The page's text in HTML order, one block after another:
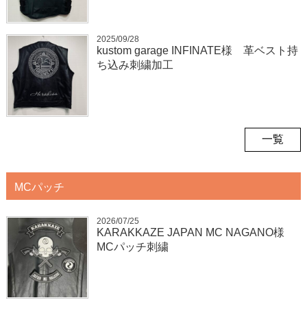
2025/09/28
kustom garage INFINATE様 革ベスト持
ち込み刺繍加工
一覧
MCパッチ
2026/07/25
KARAKKAZE JAPAN MC NAGANO様
MCパッチ刺繍